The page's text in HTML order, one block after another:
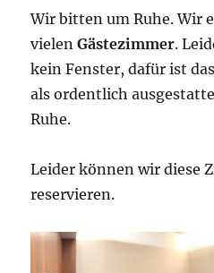
Wir bitten um Ruhe. Wir
vielenGästezimmer.
kein Fenster, dafür ist
als ordentlich
Ruhe.
Leider können wir diese
reservieren.